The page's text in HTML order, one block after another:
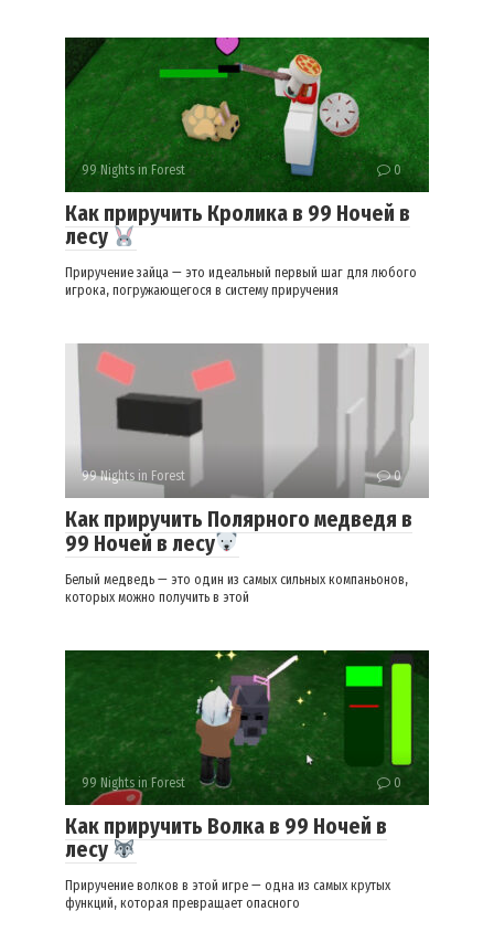
99 Nights in Forest 0
Как приручить Кролика в 99 Ночей в
лесу
Приручение зайца — это идеальный первый шаг для любого
игрока, погружающегося в систему приручения
99 Nights in Forest 0
Как приручить Полярного медведя в
99 Ночей в лесу
Белый медведь — это один из самых сильных компаньонов,
которых можно получить в этой
99 Nights in Forest 0
Как приручить Волка в 99 Ночей в
лесу
Приручение волков в этой игре — одна из самых крутых
функций, которая превращает опасного